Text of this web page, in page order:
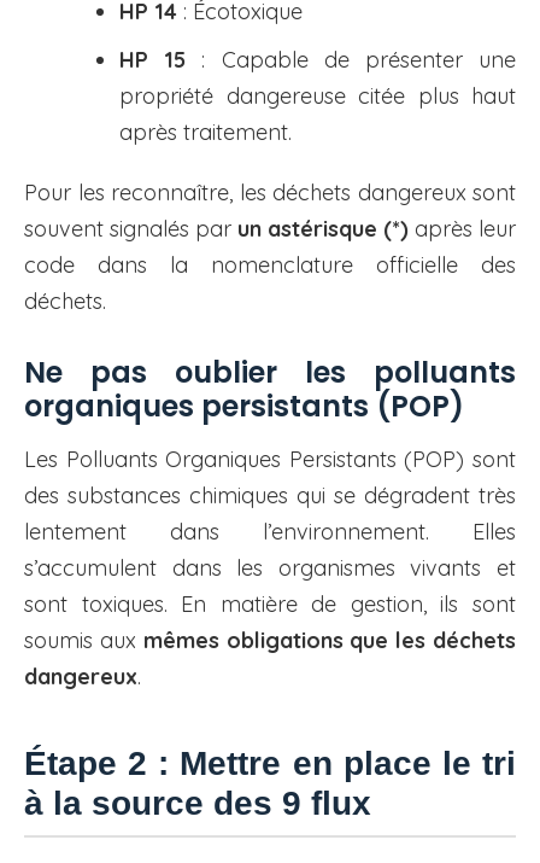
HP 14 : Écotoxique
HP 15 : Capable de présenter une
propriété dangereuse citée plus haut
après traitement.
Pour les reconnaître, les déchets dangereux sont
souvent signalés par un astérisque (*) après leur
code dans la nomenclature officielle des
déchets.
Ne pas oublier les polluants
organiques persistants (POP)
Les Polluants Organiques Persistants (POP) sont
des substances chimiques qui se dégradent très
lentement dans l’environnement. Elles
s’accumulent dans les organismes vivants et
sont toxiques. En matière de gestion, ils sont
soumis aux mêmes obligations que les déchets
dangereux.
Étape 2 : Mettre en place le tri
à la source des 9 flux